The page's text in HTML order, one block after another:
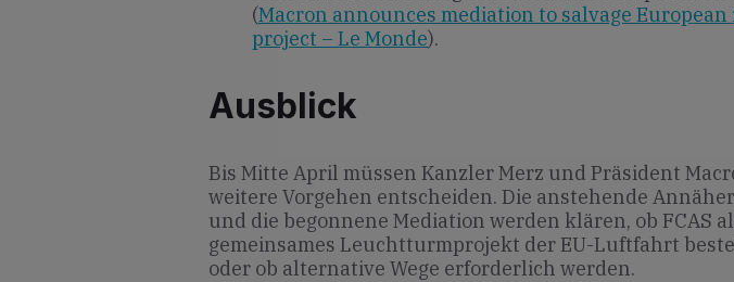
(Macron announces mediation to salvage
project – Le Monde).
Ausblick
Bis Mitte April müssen Kanzler Merz und Präsident
weitere Vorgehen entscheiden. Die anstehende
und die begonnene Mediation werden klären, ob FCAS
gemeinsames Leuchtturmprojekt der EU-Luftfahrt
oder ob alternative Wege erforderlich werden.